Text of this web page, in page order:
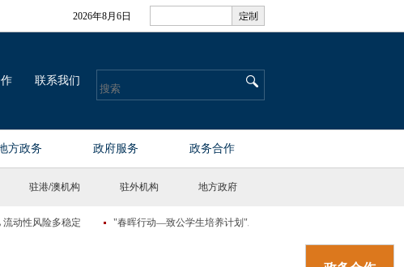
驻港/澳机构 驻外机构 地方政府